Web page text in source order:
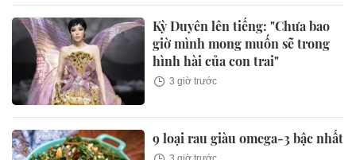
Kỳ Duyên lên tiếng: "Chưa bao
giờ mình mong muốn sẽ trong
hình hài của con trai"
3 giờ trước
9 loại rau giàu omega-3 bậc nhất